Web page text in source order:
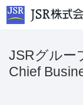
JSRグルー
Chief